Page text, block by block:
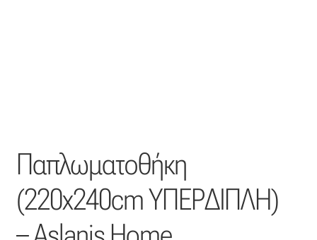
Λογαριασμός
Όλα τα υφάσματα
Παπλωματοθήκη
(220x240cm ΥΠΕΡΔΙΠΛΗ)